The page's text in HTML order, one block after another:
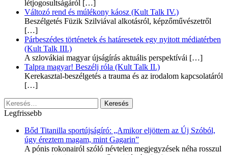
létjogosultságáról […]
Változó rend és múlékony káosz (Kult Talk IV.)
Beszélgetés Füzik Szilviával alkotásról, képzőművészetről
[…]
Párbeszédes történetek és határesetek egy nyitott médiatérben
(Kult Talk III.)
A szlovákiai magyar újságírás aktuális perspektívái […]
Talpra magyar! Beszélj róla (Kult Talk II.)
Kerekasztal-beszélgetés a trauma és az irodalom kapcsolatáról
[…]
Keresés:
Legfrissebb
Bőd Titanilla sportújságíró: „Amikor eljöttem az Új Szóból,
úgy éreztem magam, mint Gagarin”
A pónis rokonairól szóló névtelen megjegyzések néha rosszul